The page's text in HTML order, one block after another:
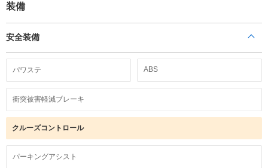
装備
安全装備
パワステ ABS
衝突被害軽減ブレーキ
クルーズコントロール
パーキングアシスト